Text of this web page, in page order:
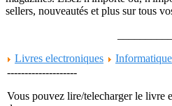
sellers, nouveautés et plus sur tous
Livres electroniques
Informatique
--------------------
Vous pouvez lire/telecharger le livre